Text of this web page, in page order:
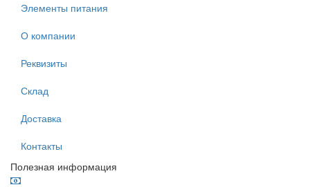
Элементы питания
О компании
Реквизиты
Склад
Доставка
Контакты
Полезная информация